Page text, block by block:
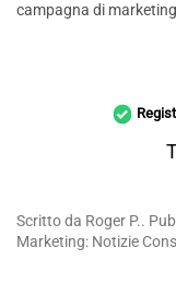
campagna di marketing
Scritto da Roger P..
Marketing: Notizie